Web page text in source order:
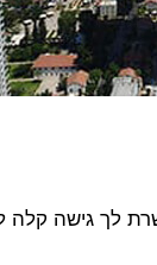
לך גישה קלה